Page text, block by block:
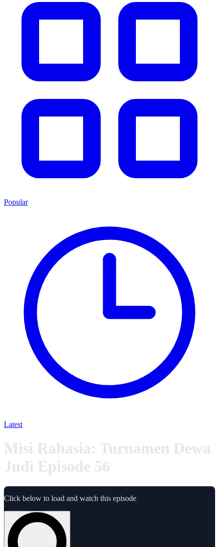
Popular
Latest
Misi Rahasia: Turnamen Dewa
Judi Episode 56
Click below to load and watch this episode